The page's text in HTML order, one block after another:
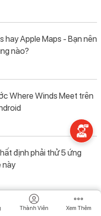
hay Apple Maps - Bạn nên
nào?
Where Winds Meet trên
định phải thử 5 ứng
này
Thành Viên Xem Thêm